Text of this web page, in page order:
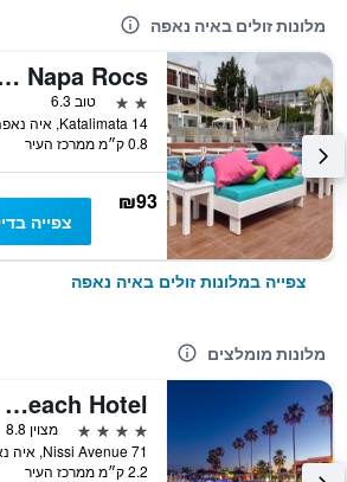
מלונות זולים באיה נאפה
Napa Rocs
2 כוכבים
טוב 6.3
0.8 ק״מ ממרכז העיר
₪93
צפייה
צפייה במלונות זולים באיה נאפה
מלונות מומלצים
Pavlo Napa Beach Hotel
4 כוכבים
מצוין 8.8
2.2 ק״מ ממרכז העיר